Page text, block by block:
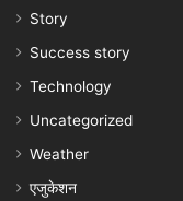
Story
Success story
Technology
Uncategorized
Weather
एजुकेशन